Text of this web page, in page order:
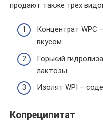
продают также трех
Концентрат WPC
вкусом.
Горький
лактозы.
Изолят WPI –
Копреципитат